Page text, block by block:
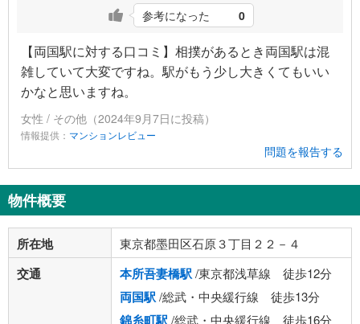
参考になった 0
【両国駅に対する口コミ】相撲があるとき両国駅は混
雑していて大変ですね。駅がもう少し大きくてもいい
かなと思いますね。
女性 / その他（2024年9月7日に投稿）
情報提供： マンションレビュー
問題を報告する
物件概要
所在地 東京都墨田区石原３丁目２２－４
交通 本所吾妻橋駅/東京都浅草線 徒歩12分
両国駅/総武・中央緩行線 徒歩13分
錦糸町駅/総武・中央緩行線 徒歩16分